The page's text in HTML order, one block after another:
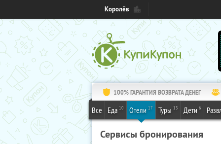
Королёв
100% ГАРАНТИЯ ВОЗВРАТА ДЕНЕГ
Все Еда 10 Отели 17 Туры 13 Дети 6
Сервисы бронирования